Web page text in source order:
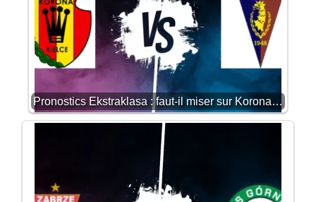
Pronostics Ekstraklasa : faut-il miser sur Korona…